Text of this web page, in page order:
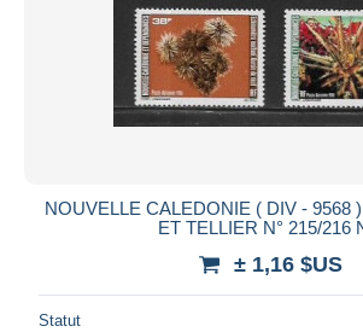
NOUVELLE CALEDONIE ( DIV - 9568
ET TELLIER N° 215/216
± 1,16 $US
Statut